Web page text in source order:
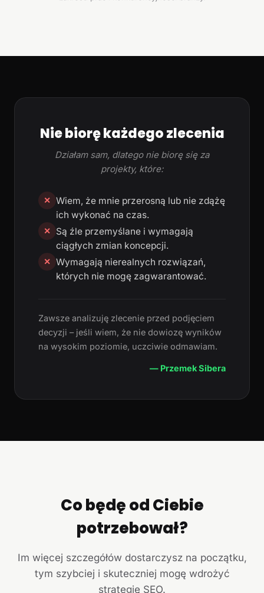
Nie biorę każdego zlecenia
Działam sam, dlatego nie biorę się za
projekty, które:
✕ Wiem, że mnie przerosną lub nie zdążę
ich wykonać na czas.
✕
Są źle przemyślane i wymagają
ciągłych zmian koncepcji.
✕ Wymagają nierealnych rozwiązań,
których nie mogę zagwarantować.
Zawsze analizuję zlecenie przed podjęciem
decyzji – jeśli wiem, że nie dowiozę wyników
na wysokim poziomie, uczciwie odmawiam.
— Przemek Sibera
Co będę od Ciebie
potrzebował?
Im więcej szczegółów dostarczysz na początku,
tym szybciej i skuteczniej mogę wdrożyć
strategię SEO.